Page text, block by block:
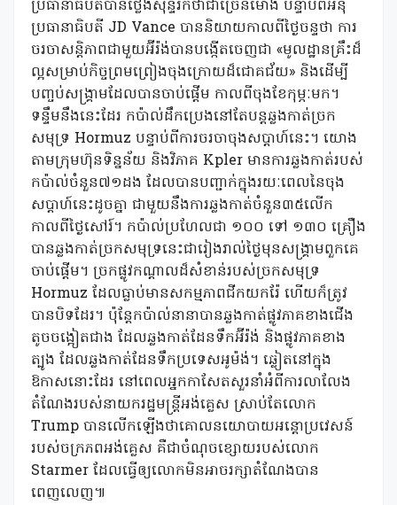
ប្រធានាធិបតីបានថ្លែងសុន្ទរកថាជាច្រើនម៉ោង បន្ទាប់ពីអនុ
ប្រធានាធិបតី JD Vance បាននិយាយកាលពីថ្ងៃចន្ទថា ការ
ចរចាសន្តិភាពជាមួយអ៊ីរ៉ង់បានបង្កើតចេញជា «មូលដ្ឋានគ្រឹះដ៏
ល្អសម្រាប់កិច្ចព្រមព្រៀងចុងក្រោយដ៏ជោគជ័យ» និងដើម្បី
បញ្ចប់សង្គ្រាមដែលបានចាប់ផ្តើម កាលពីចុងខែកុម្ភៈមក។
ទន្ទឹមនឹងនេះដែរ កប៉ាល់ដឹកប្រេងនៅតែបន្តឆ្លងកាត់ច្រក
សមុទ្រ Hormuz បន្ទាប់ពីការចរចាចុងសប្តាហ៍នេះ។ យោង
តាមក្រុមហ៊ុនទិន្នន័យ និងវិភាគ Kpler មានការឆ្លងកាត់របស់
កប៉ាល់ចំនួន៧១ដង ដែលបានបញ្ជាក់ក្នុងរយៈពេលនៃចុង
សប្តាហ៍នេះដូចគ្នា ជាមួយនឹងការឆ្លងកាត់ចំនួន៣៥លើក
កាលពីថ្ងៃសៅរ៍។ កប៉ាល់ប្រហែលជា ១០០ ទៅ ១៣០ គ្រឿង
បានឆ្លងកាត់ច្រកសមុទ្រនេះជារៀងរាល់ថ្ងៃមុនសង្គ្រាមពួកគេ
ចាប់ផ្តើម។ ច្រកផ្លូវកណ្តាលដ៏សំខាន់របស់ច្រកសមុទ្រ
Hormuz ដែលធ្លាប់មានសកម្មភាពជីកយករ៉ែ ហើយក៏ត្រូវ
បានបិទដែរ។ ប៉ុន្តែកប៉ាល់នានាបានឆ្លងកាត់ផ្លូវភាគខាងជើង
តូចចង្អៀតជាង ដែលឆ្លងកាត់ដែនទឹកអ៊ីរ៉ង់ និងផ្លូវភាគខាង
ត្បូង ដែលឆ្លងកាត់ដែនទឹកប្រទេសអូម៉ង់។ ឆ្លៀតនៅក្នុង
ឱកាសនោះដែរ នៅពេលអ្នកកាសែតសួរនាំអំពីការលាលែង
តំណែងរបស់នាយករដ្ឋមន្រ្តីអង់គ្លេស ស្រាប់តែលោក
Trump បានលើកឡើងថាគោលនយោបាយអន្តោប្រវេសន៍
របស់ចក្រភពអង់គ្លេស គឺជាចំណុចខ្សោយរបស់លោក
Starmer ដែលធ្វើឲ្យលោកមិនអាចរក្សាតំណែងបាន
ពេញលេញ៕